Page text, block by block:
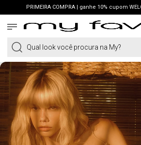
PRIMEIRA COMPRA | ganhe 10% cupom
FRETE GRÁTIS | em compras a partir
Qual look você procura na My?